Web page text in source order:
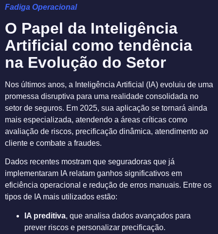
Fadiga Operacional
O Papel da Inteligência
Artificial como tendência
na Evolução do Setor
Nos últimos anos, a Inteligência Artificial (IA) evoluiu de uma
promessa disruptiva para uma realidade consolidada no
setor de seguros. Em 2025, sua aplicação se tornará ainda
mais especializada, atendendo a áreas críticas como
avaliação de riscos, precificação dinâmica, atendimento ao
cliente e combate a fraudes.
Dados recentes mostram que seguradoras que já
implementaram IA relatam ganhos significativos em
eficiência operacional e redução de erros manuais. Entre os
tipos de IA mais utilizados estão:
IA preditiva, que analisa dados avançados para
prever riscos e personalizar precificação.